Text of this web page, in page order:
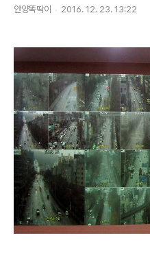
안양똑딱이 2016. 12. 23. 13:22